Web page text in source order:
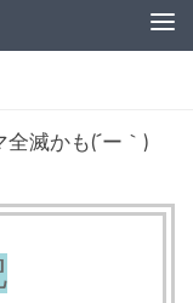
滅かも(´ー｀)